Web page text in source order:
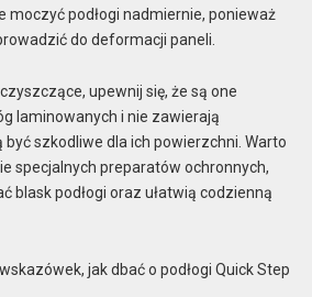
moczyć podłogi nadmiernie, ponieważ
do deformacji paneli.
upewnij się, że są one
laminowanych i nie zawierają
być szkodliwe dla ich powierzchni. Warto
specjalnych preparatów ochronnych,
blask podłogi oraz ułatwią codzienną
jak dbać o podłogi Quick Step